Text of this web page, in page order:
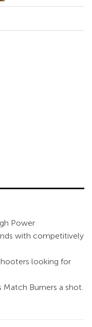
Power
with competitively
looking for
Burners a shot.